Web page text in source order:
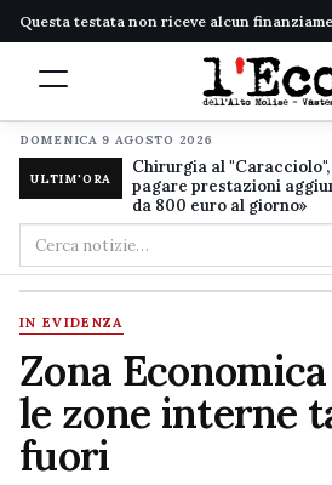
Questa testata non riceve alcun
DOMENICA 9 AGOSTO 2026
ULTIM'ORA
Chirurgia al
pagare prestazioni
da 800 euro al giorno»
Cerca
nel
sito
IN EVIDENZA
Zona
le zone interne
fuori